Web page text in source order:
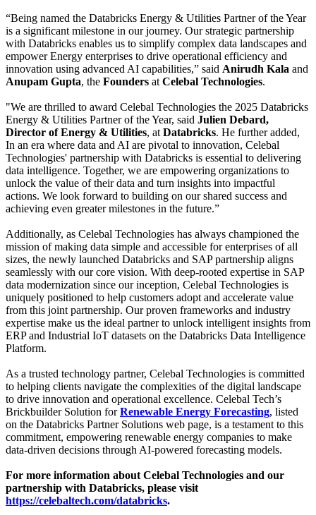
“Being named the Databricks Energy & Utilities Partner of the Year
is a significant milestone in our journey. Our strategic partnership
with Databricks enables us to simplify complex data landscapes and
empower Energy enterprises to drive operational efficiency and
innovation using advanced AI capabilities,” said Anirudh Kala and
Anupam Gupta, the Founders at Celebal Technologies.
"We are thrilled to award Celebal Technologies the 2025 Databricks
Energy & Utilities Partner of the Year, said Julien Debard,
Director of Energy & Utilities, at Databricks. He further added,
In an era where data and AI are pivotal to innovation, Celebal
Technologies' partnership with Databricks is essential to delivering
data intelligence. Together, we are empowering organizations to
unlock the value of their data and turn insights into impactful
actions. We look forward to building on our shared success and
achieving even greater milestones in the future.”
Additionally, as Celebal Technologies has always championed the
mission of making data simple and accessible for enterprises of all
sizes, the newly launched Databricks and SAP partnership aligns
seamlessly with our core vision. With deep-rooted expertise in SAP
data modernization since our inception, Celebal Technologies is
uniquely positioned to help customers adopt and accelerate value
from this joint partnership. Our proven frameworks and industry
expertise make us the ideal partner to unlock intelligent insights from
ERP and Industrial IoT datasets on the Databricks Data Intelligence
Platform.
As a trusted technology partner, Celebal Technologies is committed
to helping clients navigate the complexities of the digital landscape
to drive innovation and operational excellence. Celebal Tech’s
Brickbuilder Solution for Renewable Energy Forecasting, listed
on the Databricks Partner Solutions web page, is a testament to this
commitment, empowering renewable energy companies to make
data-driven decisions through AI-powered forecasting models.
For more information about Celebal Technologies and our
partnership with Databricks, please visit
https://celebaltech.com/databricks.